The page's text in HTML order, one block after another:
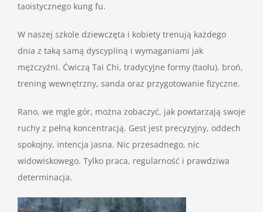
taoistycznego kung fu.
W naszej szkole dziewczęta i kobiety trenują każdego
dnia z taką samą dyscypliną i wymaganiami jak
mężczyźni. Ćwiczą Tai Chi, tradycyjne formy (taolu), broń,
trening wewnętrzny, sanda oraz przygotowanie fizyczne.
Rano, we mgle gór, można zobaczyć, jak powtarzają swoje
ruchy z pełną koncentracją. Gest jest precyzyjny, oddech
spokojny, intencja jasna. Nic przesadnego, nic
widowiskowego. Tylko praca, regularność i prawdziwa
determinacja.